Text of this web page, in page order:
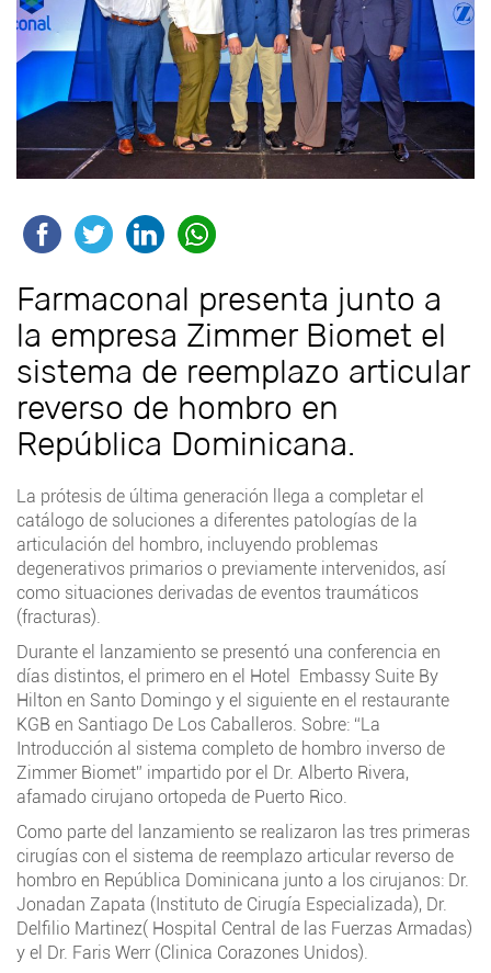
Farmaconal presenta junto a
la empresa Zimmer Biomet el
sistema de reemplazo articular
reverso de hombro en
República Dominicana.
La prótesis de última generación llega a completar el
catálogo de soluciones a diferentes patologías de la
articulación del hombro, incluyendo problemas
degenerativos primarios o previamente intervenidos, así
como situaciones derivadas de eventos traumáticos
(fracturas).
Durante el lanzamiento se presentó una conferencia en
días distintos, el primero en el Hotel Embassy Suite By
Hilton en Santo Domingo y el siguiente en el restaurante
KGB en Santiago De Los Caballeros. Sobre: “La
Introducción al sistema completo de hombro inverso de
Zimmer Biomet” impartido por el Dr. Alberto Rivera,
afamado cirujano ortopeda de Puerto Rico.
Como parte del lanzamiento se realizaron las tres primeras
cirugías con el sistema de reemplazo articular reverso de
hombro en República Dominicana junto a los cirujanos: Dr.
Jonadan Zapata (Instituto de Cirugía Especializada), Dr.
Delfilio Martinez( Hospital Central de las Fuerzas Armadas)
y el Dr. Faris Werr (Clinica Corazones Unidos).